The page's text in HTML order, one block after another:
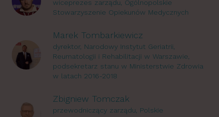
wiceprezes zarządu, Ogólnopolskie
Stowarzyszenie Opiekunów Medycznych
Marek Tombarkiewicz
dyrektor, Narodowy Instytut Geriatrii,
Reumatologii i Rehabilitacji w Warszawie,
podsekretarz stanu w Ministerstwie Zdrowia
w latach 2016-2018
Zbigniew Tomczak
przewodniczący zarządu, Polskie